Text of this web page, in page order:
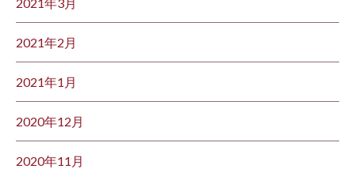
2021年2月
2021年1月
2020年12月
2020年11月